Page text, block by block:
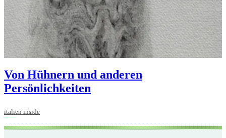
Von Hühnern und anderen
Persönlichkeiten
italien inside